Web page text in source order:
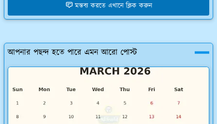
মন্তব্য করতে এখানে ক্লিক করুন
আপনার পছন্দ হতে পারে এমন আরো পোস্ট